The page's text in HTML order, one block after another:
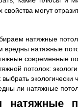
свойства могут
натяжные
вредны натяжные
современные
потолок:
выбрать
ли натяжные
натяжные